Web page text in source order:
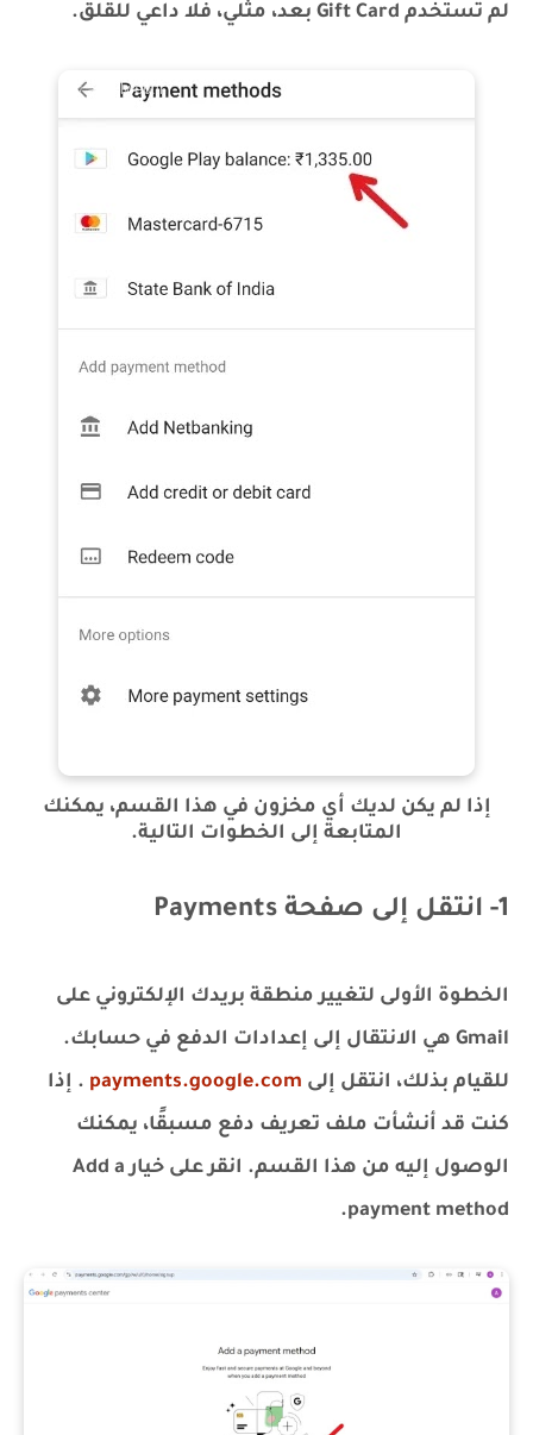
لم تستخدم Gift Card بعد، مثلي، فلا داعي للقلق.
إذا لم يكن لديك أي مخزون في هذا القسم، يمكنك
المتابعة إلى الخطوات التالية.
1- انتقل إلى صفحة Payments
الخطوة الأولى لتغيير منطقة بريدك الإلكتروني على
Gmail هي الانتقال إلى إعدادات الدفع في حسابك.
للقيام بذلك، انتقل إلى payments.google.com . إذا
كنت قد أنشأت ملف تعريف دفع مسبقًا، يمكنك
الوصول إليه من هذا القسم. انقر على خيار Add a
payment method.